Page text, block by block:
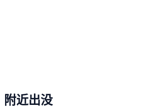
附近出没